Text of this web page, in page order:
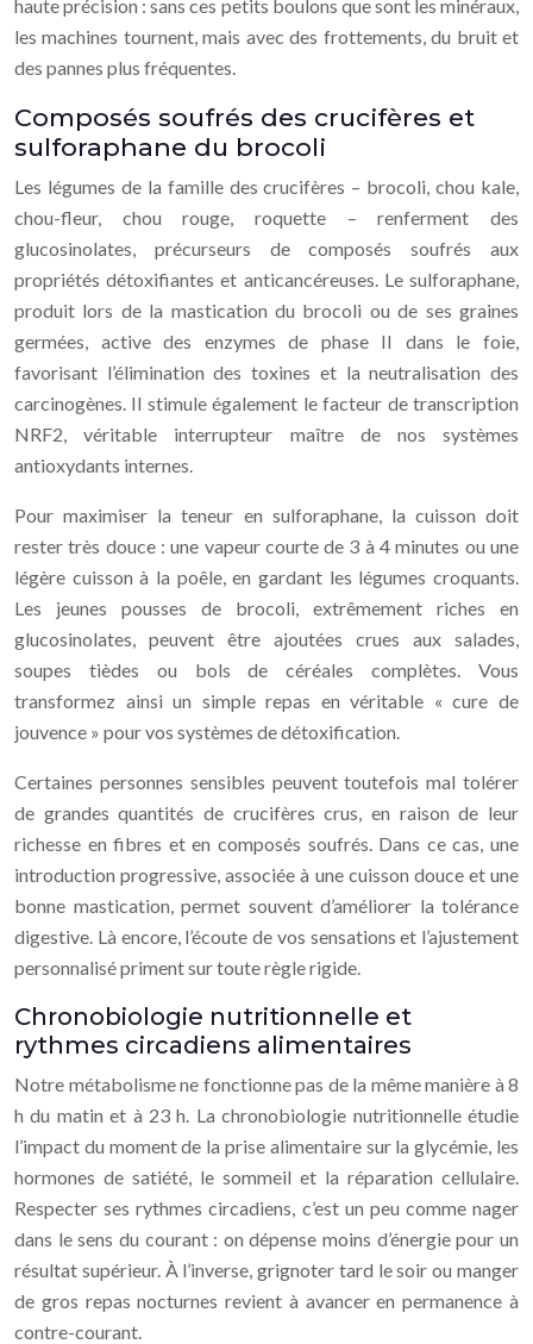
haute précision : sans ces petits boulons que sont les minéraux,
les machines tournent, mais avec des frottements, du bruit et
des pannes plus fréquentes.
Composés soufrés des crucifères et
sulforaphane du brocoli
Les légumes de la famille des crucifères – brocoli, chou kale,
chou-fleur, chou rouge, roquette – renferment des
glucosinolates, précurseurs de composés soufrés aux
propriétés détoxifiantes et anticancéreuses. Le sulforaphane,
produit lors de la mastication du brocoli ou de ses graines
germées, active des enzymes de phase II dans le foie,
favorisant l’élimination des toxines et la neutralisation des
carcinogènes. Il stimule également le facteur de transcription
NRF2, véritable interrupteur maître de nos systèmes
antioxydants internes.
Pour maximiser la teneur en sulforaphane, la cuisson doit
rester très douce : une vapeur courte de 3 à 4 minutes ou une
légère cuisson à la poêle, en gardant les légumes croquants.
Les jeunes pousses de brocoli, extrêmement riches en
glucosinolates, peuvent être ajoutées crues aux salades,
soupes tièdes ou bols de céréales complètes. Vous
transformez ainsi un simple repas en véritable « cure de
jouvence » pour vos systèmes de détoxification.
Certaines personnes sensibles peuvent toutefois mal tolérer
de grandes quantités de crucifères crus, en raison de leur
richesse en fibres et en composés soufrés. Dans ce cas, une
introduction progressive, associée à une cuisson douce et une
bonne mastication, permet souvent d’améliorer la tolérance
digestive. Là encore, l’écoute de vos sensations et l’ajustement
personnalisé priment sur toute règle rigide.
Chronobiologie nutritionnelle et
rythmes circadiens alimentaires
Notre métabolisme ne fonctionne pas de la même manière à 8
h du matin et à 23 h. La chronobiologie nutritionnelle étudie
l’impact du moment de la prise alimentaire sur la glycémie, les
hormones de satiété, le sommeil et la réparation cellulaire.
Respecter ses rythmes circadiens, c’est un peu comme nager
dans le sens du courant : on dépense moins d’énergie pour un
résultat supérieur. À l’inverse, grignoter tard le soir ou manger
de gros repas nocturnes revient à avancer en permanence à
contre-courant.